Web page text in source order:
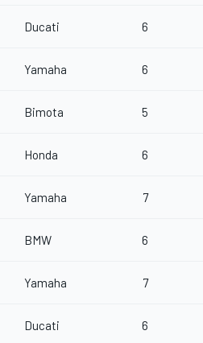
Ducati 6
Yamaha 6
Bimota 5
Honda 6
Yamaha 7
BMW 6
Yamaha 7
Ducati 6